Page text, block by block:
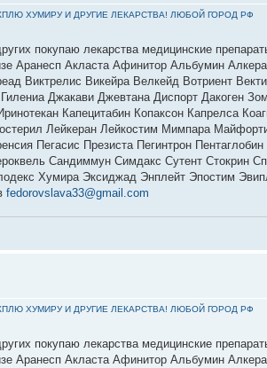
КПЛЮ ХУМИРУ И ДРУГИЕ ЛЕКАРСТВА! ЛЮБОЙ ГОРОД РФ
покупаю лекарства медицинские
Аранесп Акласта Афинитор Альбумин
Виктрелис Викейра Велкейд Вотриент
Гилениа Джакави Джевтана Диспорт Дакоген
Капецитабин Копаксон Капрелса
Лейкеран Лейкостим Мимпара
Пегасис Презиста Пегинтрон
Сандиммун Симдакс Сутент Стокрин
Хумира Эксиджад Энплейт Эпостим
fedorovslava33@gmail.com
КПЛЮ ХУМИРУ И ДРУГИЕ ЛЕКАРСТВА! ЛЮБОЙ ГОРОД РФ
покупаю лекарства медицинские
Аранесп Акласта Афинитор Альбумин